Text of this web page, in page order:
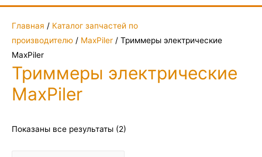
Главная / Каталог запчастей по
производителю / MaxPiler / Триммеры электрические
MaxPiler
Триммеры электрические
MaxPiler
Показаны все результаты (2)